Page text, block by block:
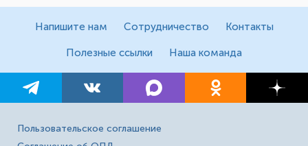
Напишите нам Сотрудничество Контакты
Полезные ссылки Наша команда
Пользовательское соглашение